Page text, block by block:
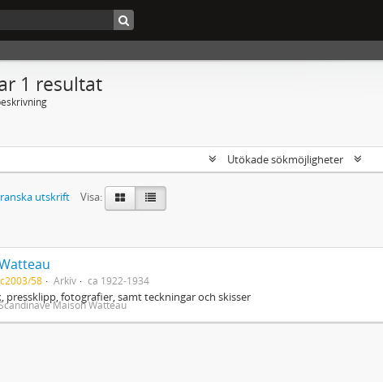
1 resultat
Utökade sökmöjligheter
utskrift
Visa:
58 Arkiv ca 1922-1934
pressklipp, fotografier, samt teckningar och skisser
Maison Watteau